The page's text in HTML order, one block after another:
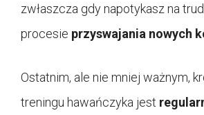
zwłaszcza gdy napotykasz na
procesie przyswajania nowych
Ostatnim, ale nie mniej ważnym,
treningu hawańczyka jest